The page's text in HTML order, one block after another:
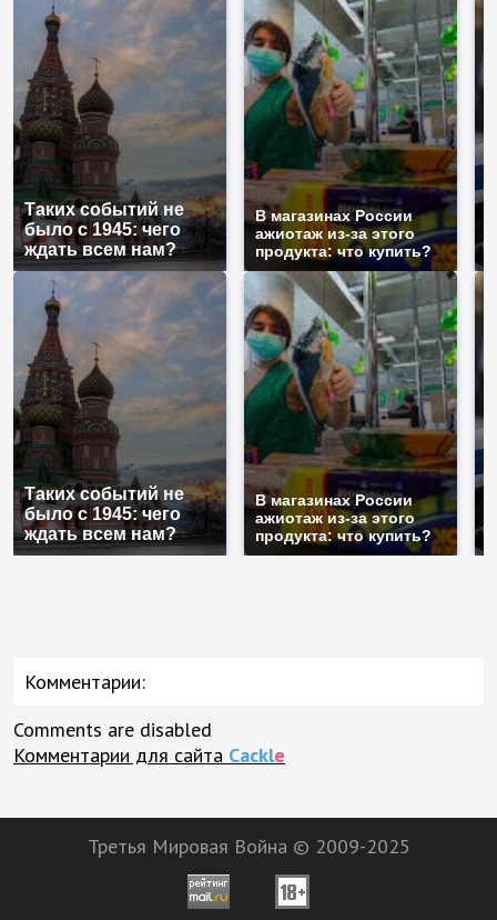
Таких событий не
было с 1945: чего
ждать всем нам?
В магазинах России
ажиотаж из-за этого
продукта: что купить?
Таких событий не
было с 1945: чего
ждать всем нам?
В магазинах России
ажиотаж из-за этого
продукта: что купить?
Комментарии:
Comments are disabled
Комментарии для сайта Cackle
Третья Мировая Война © 2009-2025